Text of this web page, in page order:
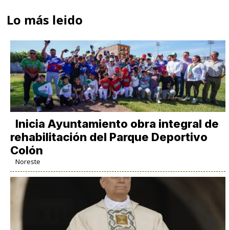
Lo más leido
Inicia Ayuntamiento obra integral de
rehabilitación del Parque Deportivo
Colón
Noreste